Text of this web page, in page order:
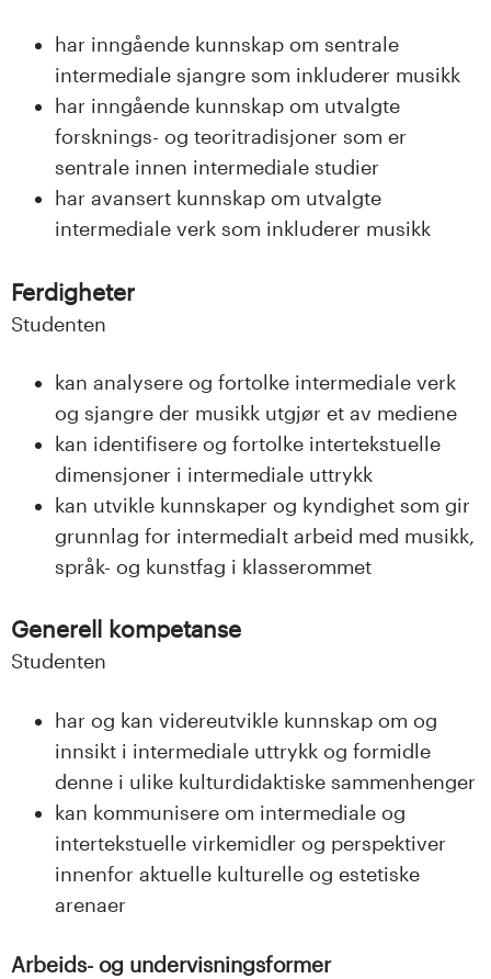
har inngående kunnskap om sentrale
intermediale sjangre som inkluderer musikk
har inngående kunnskap om utvalgte
forsknings- og teoritradisjoner som er
sentrale innen intermediale studier
har avansert kunnskap om utvalgte
intermediale verk som inkluderer musikk
Ferdigheter
Studenten
kan analysere og fortolke intermediale verk
og sjangre der musikk utgjør et av mediene
kan identifisere og fortolke intertekstuelle
dimensjoner i intermediale uttrykk
kan utvikle kunnskaper og kyndighet som gir
grunnlag for intermedialt arbeid med musikk,
språk- og kunstfag i klasserommet
Generell kompetanse
Studenten
har og kan videreutvikle kunnskap om og
innsikt i intermediale uttrykk og formidle
denne i ulike kulturdidaktiske sammenhenger
kan kommunisere om intermediale og
intertekstuelle virkemidler og perspektiver
innenfor aktuelle kulturelle og estetiske
arenaer
Arbeids- og undervisningsformer